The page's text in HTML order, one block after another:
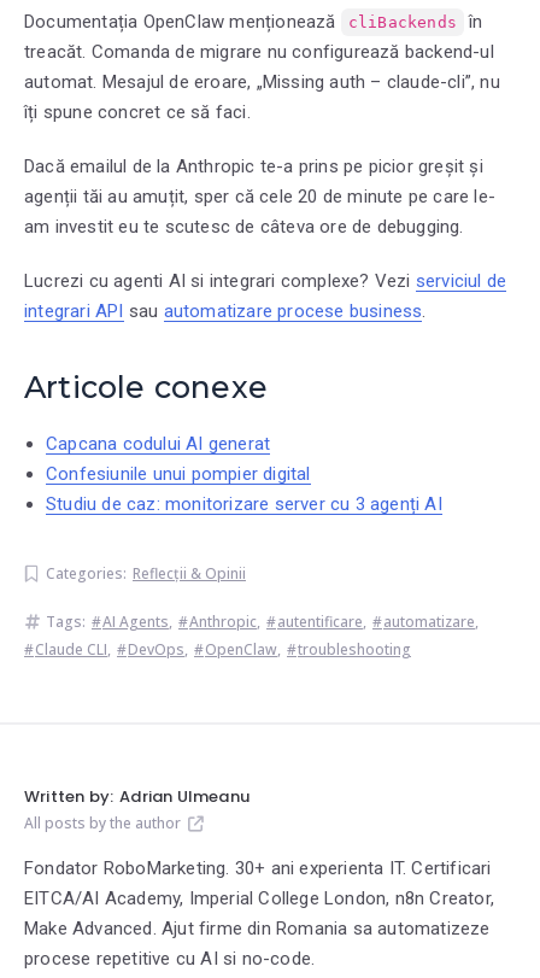
Documentația OpenClaw menționează cliBackends
în
treacăt. Comanda de migrare nu configurează backend-ul
automat. Mesajul de eroare, „Missing auth – claude-cli”, nu
îți spune concret ce să faci.
Dacă emailul de la Anthropic te-a prins pe picior greșit și
agenții tăi au amuțit, sper că cele 20 de minute pe care le-
am investit eu te scutesc de câteva ore de debugging.
Lucrezi cu agenti AI si integrari complexe? Vezi serviciul de
integrari API sau automatizare procese business.
Articole conexe
Capcana codului AI generat
Confesiunile unui pompier digital
Studiu de caz: monitorizare server cu 3 agenți AI
Categories: Reflecții & Opinii
Tags: AI Agents, Anthropic, autentificare, automatizare,
Claude CLI, DevOps, OpenClaw, troubleshooting
Written by: Adrian Ulmeanu
All posts by the author
Fondator RoboMarketing. 30+ ani experienta IT. Certificari
EITCA/AI Academy, Imperial College London, n8n Creator,
Make Advanced. Ajut firme din Romania sa automatizeze
procese repetitive cu AI si no-code.